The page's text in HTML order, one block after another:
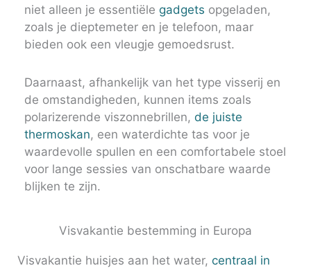
niet alleen je essentiële gadgets opgeladen,
zoals je dieptemeter en je telefoon, maar
bieden ook een vleugje gemoedsrust.
Daarnaast, afhankelijk van het type visserij en
de omstandigheden, kunnen items zoals
polarizerende viszonnebrillen, de juiste
thermoskan, een waterdichte tas voor je
waardevolle spullen en een comfortabele stoel
voor lange sessies van onschatbare waarde
blijken te zijn.
Visvakantie bestemming in Europa
Visvakantie huisjes aan het water, centraal in